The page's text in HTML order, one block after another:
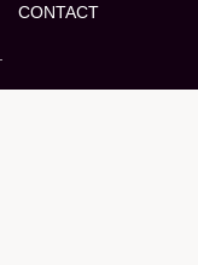
CONTACT